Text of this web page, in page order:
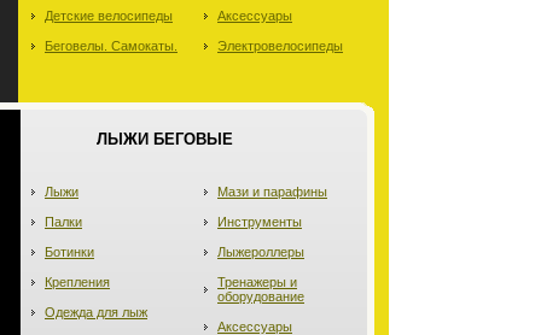
Детские велосипеды
Беговелы. Самокаты.
Аксессуары
Электровелосипеды
ЛЫЖИ БЕГОВЫЕ
Лыжи
Палки
Ботинки
Крепления
Одежда для лыж
Мази и парафины
Инструменты
Лыжероллеры
Тренажеры и
оборудование
Аксессуары